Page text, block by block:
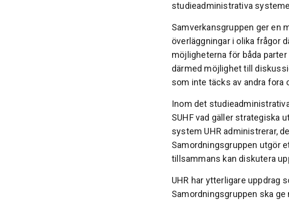
studieadministrativa
Samverkansgruppen ger en
överläggningar i olika frågor
möjligheterna för båda
därmed möjlighet till
som inte täcks av andra fora
Inom det
SUHF vad gäller strategiska
system UHR administrerar,
Samordningsgruppen utgör
tillsammans kan diskutera
UHR har ytterligare uppdrag
Samordningsgruppen ska